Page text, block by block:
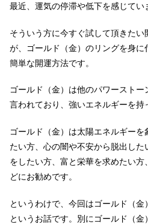
最近、運気の停滞や低下を感じてい
そういう方に今すぐ試して頂きた
が、ゴールド（金）のリングを身
簡単な開運方法です。
ゴールド（金）は他のパワーストー
言われており、強いエネルギーを持
ゴールド（金）は太陽エネルギー
たい方、心の闇や不安から脱出し
をしたい方、富と栄華を求めたい
どにお勧めです。
というわけで、今回はゴールド（金
というお話です。別にゴールド（